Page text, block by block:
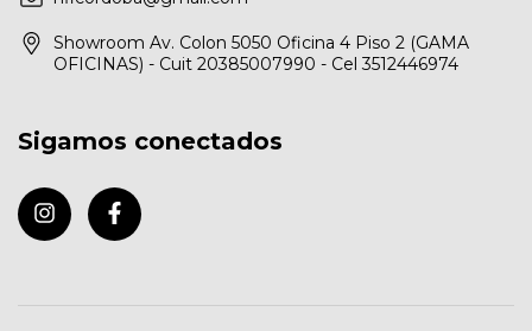
Showroom Av. Colon 5050 Oficina 4 Piso 2 (GAMA
OFICINAS) - Cuit 20385007990 - Cel 3512446974
Sigamos conectados